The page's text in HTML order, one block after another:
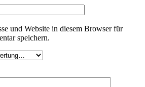
und Website in diesem Browser für
speichern.